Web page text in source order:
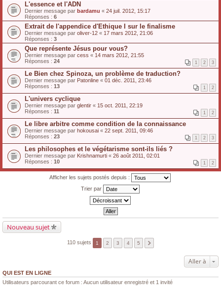
L'essence et l'ADN
Dernier message par bardamu « 24 juil. 2012, 15:17
Réponses : 6
Extrait de l'appendice d'Ethique I sur le finalisme
Dernier message par oliver-12 « 17 mars 2012, 21:06
Réponses : 3
Que représente Jésus pour vous?
Dernier message par cess « 14 mars 2012, 21:55
Réponses : 24 1 2 3
Le Bien chez Spinoza, un problème de traduction?
Dernier message par Patonline « 01 déc. 2011, 23:46
Réponses : 13 1 2
L'univers cyclique
Dernier message par glentir « 15 oct. 2011, 22:19
Réponses : 11 1 2
Le libre arbitre comme condition de la connaissance
Dernier message par hokousai « 22 sept. 2011, 09:46
Réponses : 23 1 2 3
Les philosophes et le végétarisme sont-ils liés ?
Dernier message par Krishnamurti « 26 août 2011, 02:01
Réponses : 10 1 2
Afficher les sujets postés depuis :
Trier par
Nouveau sujet
110 sujets 1 2 3 4 5
Aller à
QUI EST EN LIGNE
Utilisateurs parcourant ce forum : Aucun utilisateur enregistré et 1 invité